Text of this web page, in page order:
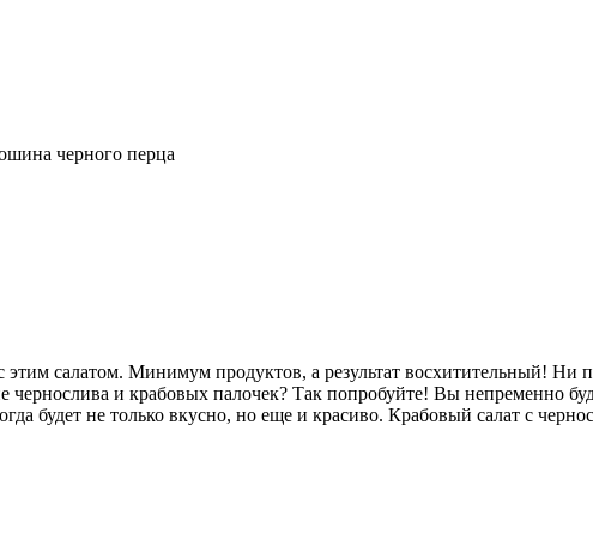
черного перца
этим салатом. Минимум продуктов, а результат восхитительный!
чернослива и крабовых палочек? Так попробуйте! Вы непременно
будет не только вкусно, но еще и красиво. Крабовый салат с